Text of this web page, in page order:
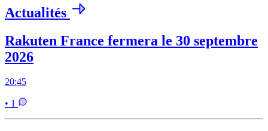
Actualités
Rakuten France fermera le 30 septembre
2026
20:45
• 1